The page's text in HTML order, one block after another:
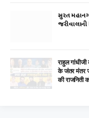
સુરત
राहुल
के जंतर मंतर
की राजनिती